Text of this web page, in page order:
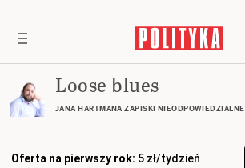
Loose blues
JANA HARTMANA ZAPISKI NIEODPOWIEDZIALNE
Oferta na pierwszy rok: 5 zł/tydzień